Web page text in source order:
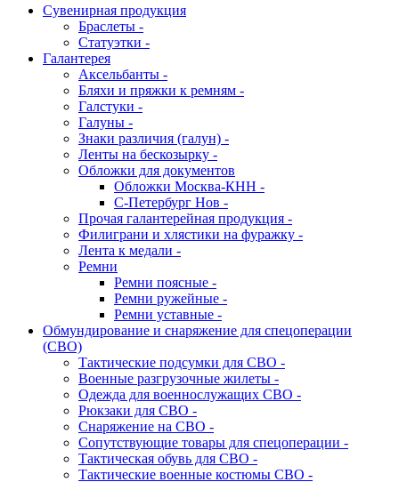
Сувенирная продукция
Браслеты -
Статуэтки -
Галантерея
Аксельбанты -
Бляхи и пряжки к ремням -
Галстуки -
Галуны -
Знаки различия (галун) -
Ленты на бескозырку -
Обложки для документов
Обложки Москва-КНН -
С-Петербург Нов -
Прочая галантерейная продукция -
Филиграни и хлястики на фуражку -
Лента к медали -
Ремни
Ремни поясные -
Ремни ружейные -
Ремни уставные -
Обмундирование и снаряжение для спецоперации
(СВО)
Тактические подсумки для СВО -
Военные разгрузочные жилеты -
Одежда для военнослужащих СВО -
Рюкзаки для СВО -
Снаряжение на СВО -
Сопутствующие товары для спецоперации -
Тактическая обувь для СВО -
Тактические военные костюмы СВО -